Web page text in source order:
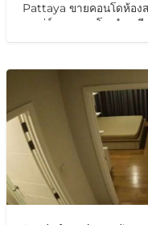
Pattaya ขายคอนโดห้อง
มาเร่ย์ ขายคอนโด ทำเ